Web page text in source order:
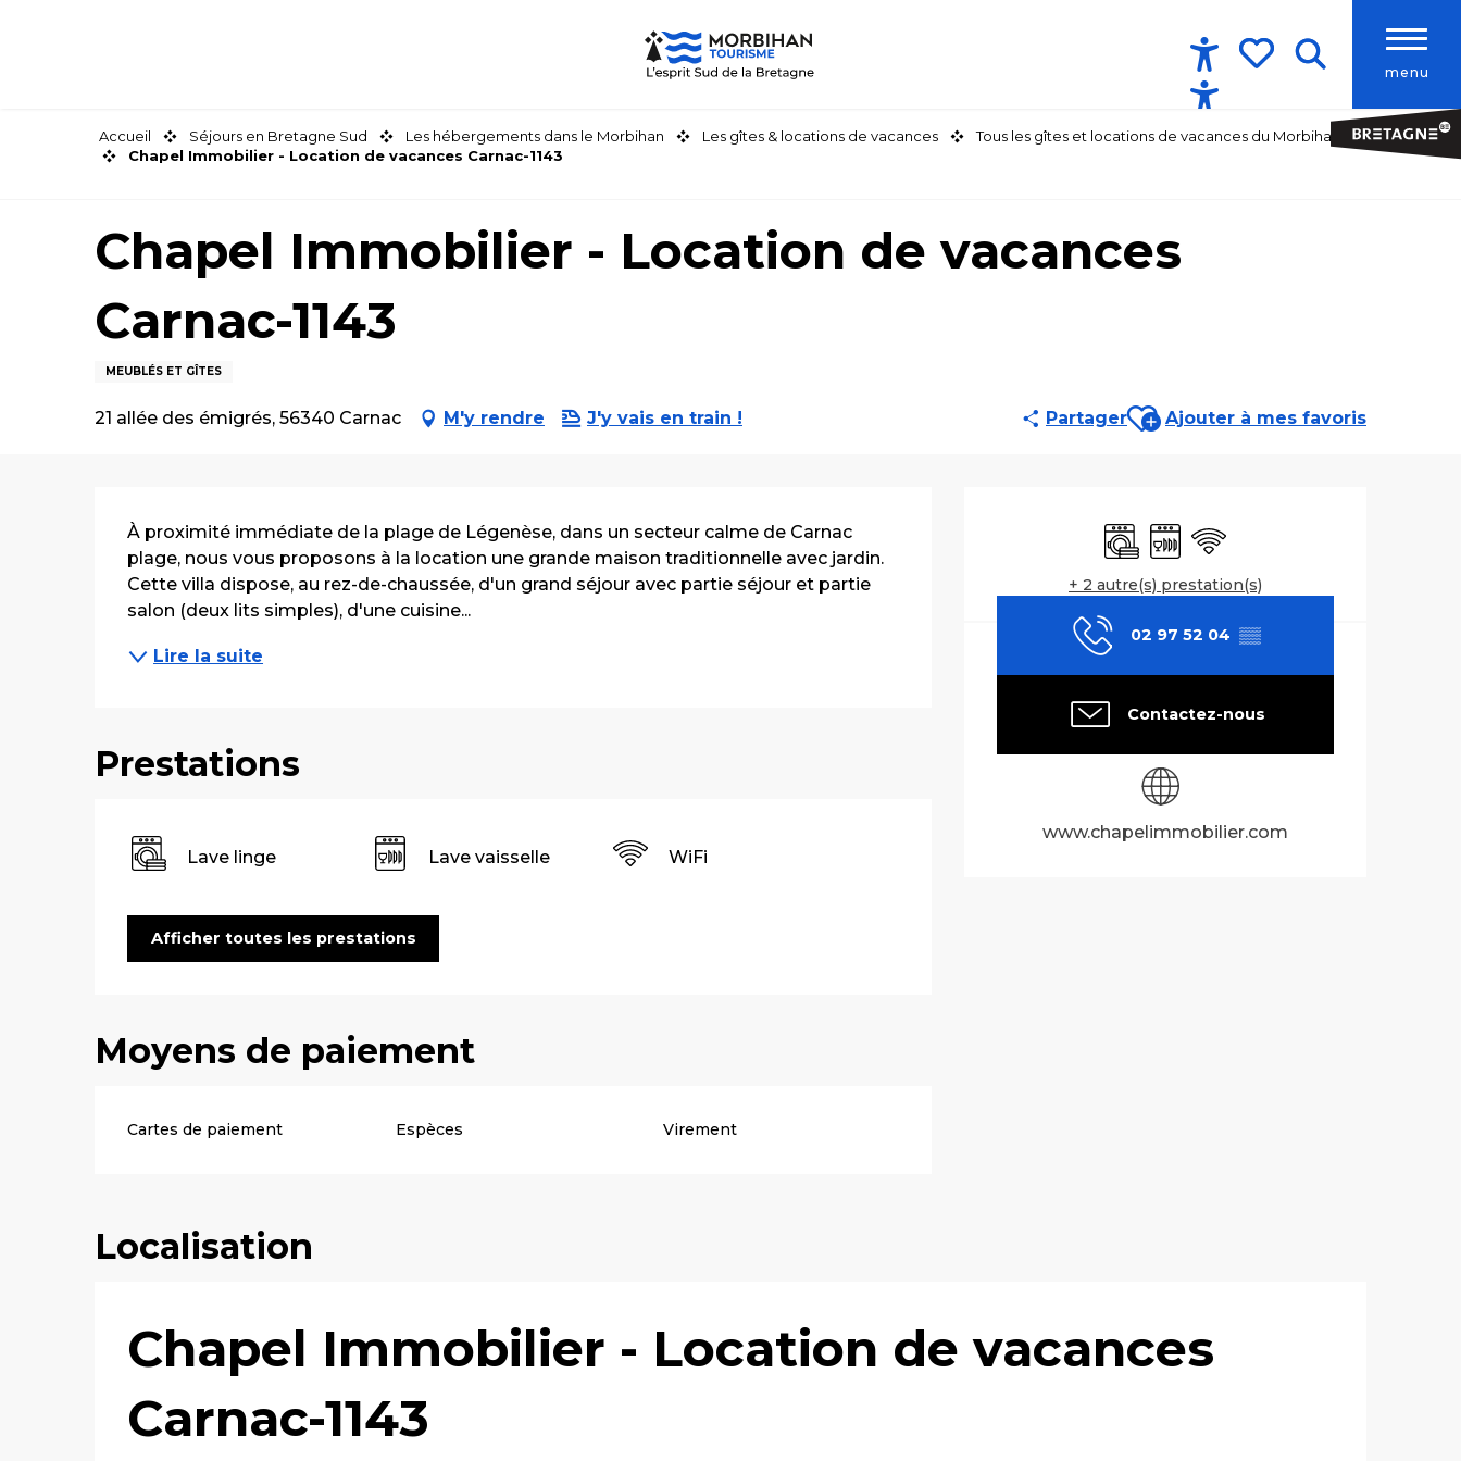
menu
Accessibilité
Accueil Séjours en Bretagne Sud Les hébergements dans le Morbihan Les gîtes & locations de vacances
Tous les gîtes et locations de vacances du Morbihan
Chapel Immobilier - Location de vacances Carnac-1143
Chapel Immobilier - Location de vacances
Carnac-1143
MEUBLÉS ET GÎTES
21 allée des émigrés, 56340 Carnac M'y rendre J'y vais en train ! PartagerAjouter aux favoris
Ajouter à mes favoris
Ouverture et
Lave lingeLave vaisselle
WiFi
+ 2 autre(s) prestation(s)
02 97 52 04 ▒▒
Contactez-nous
www.chapelimmobilier.com
Description
À proximité immédiate de la plage de Légenèse, dans un secteur calme de Carnac
plage, nous vous proposons à la location une grande maison traditionnelle avec jardin.
Cette villa dispose, au rez-de-chaussée, d'un grand séjour avec partie séjour et partie
salon (deux lits simples), d'une cuisine...
Lire la suite
Prestations
Lave linge Lave vaisselle WiFi
Afficher toutes les prestations
Moyens de paiement
Cartes de paiement Espèces Virement
Localisation
Chapel Immobilier - Location de vacances
Carnac-1143